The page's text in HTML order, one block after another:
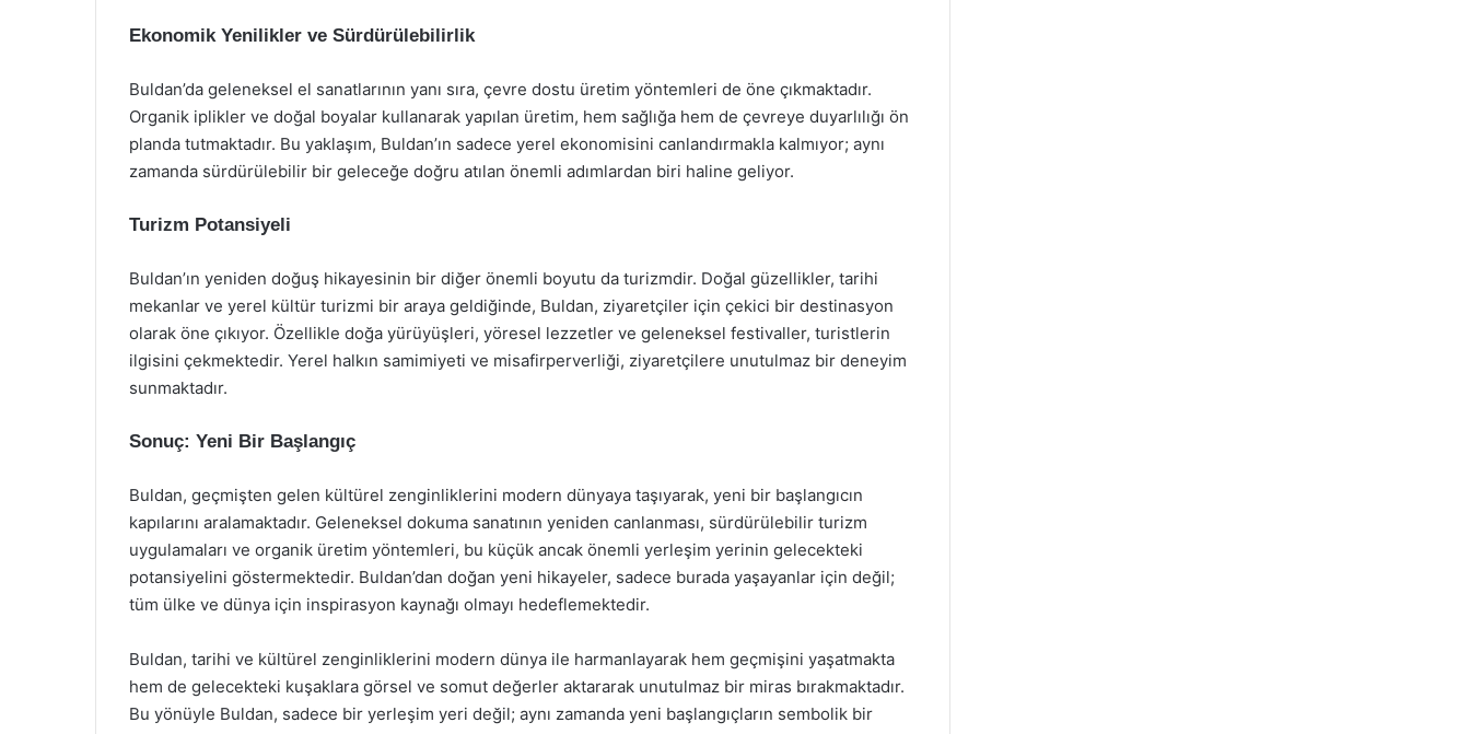
Ekonomik Yenilikler ve Sürdürülebilirlik
Buldan’da geleneksel el sanatlarının yanı sıra, çevre dostu üretim yöntemleri de öne çıkmaktadır.
Organik iplikler ve doğal boyalar kullanarak yapılan üretim, hem sağlığa hem de çevreye duyarlılığı ön
planda tutmaktadır. Bu yaklaşım, Buldan’ın sadece yerel ekonomisini canlandırmakla kalmıyor; aynı
zamanda sürdürülebilir bir geleceğe doğru atılan önemli adımlardan biri haline geliyor.
Turizm Potansiyeli
Buldan’ın yeniden doğuş hikayesinin bir diğer önemli boyutu da turizmdir. Doğal güzellikler, tarihi
mekanlar ve yerel kültür turizmi bir araya geldiğinde, Buldan, ziyaretçiler için çekici bir destinasyon
olarak öne çıkıyor. Özellikle doğa yürüyüşleri, yöresel lezzetler ve geleneksel festivaller, turistlerin
ilgisini çekmektedir. Yerel halkın samimiyeti ve misafirperverliği, ziyaretçilere unutulmaz bir deneyim
sunmaktadır.
Sonuç: Yeni Bir Başlangıç
Buldan, geçmişten gelen kültürel zenginliklerini modern dünyaya taşıyarak, yeni bir başlangıcın
kapılarını aralamaktadır. Geleneksel dokuma sanatının yeniden canlanması, sürdürülebilir turizm
uygulamaları ve organik üretim yöntemleri, bu küçük ancak önemli yerleşim yerinin gelecekteki
potansiyelini göstermektedir. Buldan’dan doğan yeni hikayeler, sadece burada yaşayanlar için değil;
tüm ülke ve dünya için inspirasyon kaynağı olmayı hedeflemektedir.
Buldan, tarihi ve kültürel zenginliklerini modern dünya ile harmanlayarak hem geçmişini yaşatmakta
hem de gelecekteki kuşaklara görsel ve somut değerler aktararak unutulmaz bir miras bırakmaktadır.
Bu yönüyle Buldan, sadece bir yerleşim yeri değil; aynı zamanda yeni başlangıçların sembolik bir